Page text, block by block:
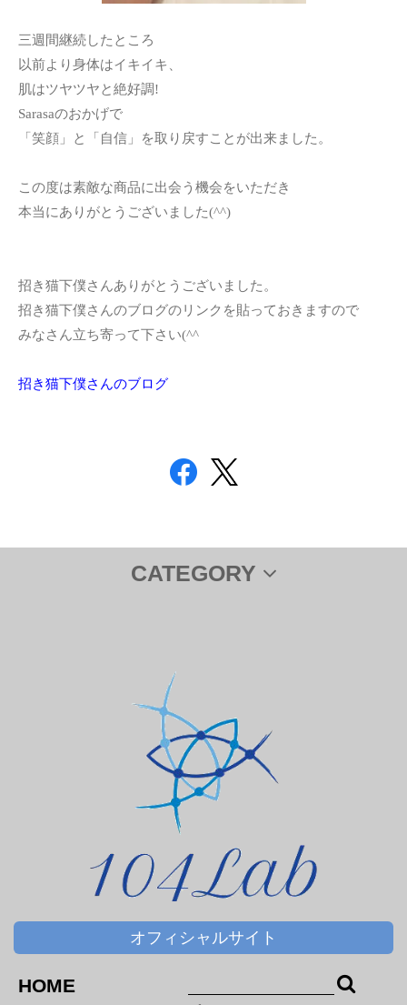
三週間継続したところ
以前より身体はイキイキ、
肌はツヤツヤと絶好調!
Sarasaのおかげで
「笑顔」と「自信」を取り戻すことが出来ました。
この度は素敵な商品に出会う機会をいただき
本当にありがとうございました(^^)
招き猫下僕さんありがとうございました。
招き猫下僕さんのブログのリンクを貼っておきますので
みなさん立ち寄って下さい(^^ゞ
招き猫下僕さんのブログ
CATEGORY
オフィシャルサイト
HOME